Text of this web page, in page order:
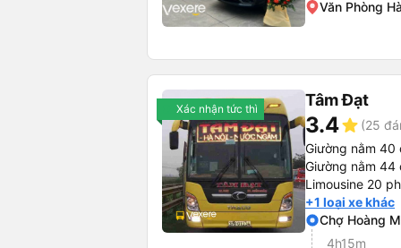
Văn Phòng
Xác nhận tức thì Tâm Đạt
3.4star (25
Giường nằm 40
Giường nằm 44
Limousine 20
+1 loại xe khác
Chợ Hoàng
4h15m